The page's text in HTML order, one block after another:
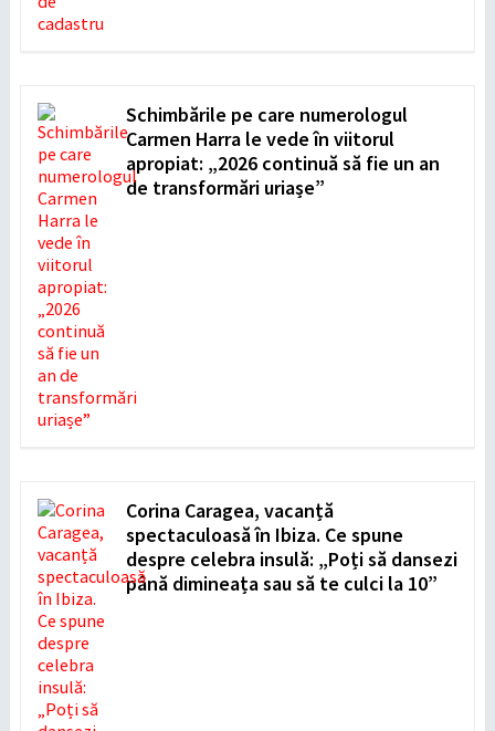
Schimbările pe care numerologul
Carmen Harra le vede în viitorul
apropiat: „2026 continuă să fie un an
de transformări uriașe”
Corina Caragea, vacanță
spectaculoasă în Ibiza. Ce spune
despre celebra insulă: „Poți să dansezi
până dimineața sau să te culci la 10”